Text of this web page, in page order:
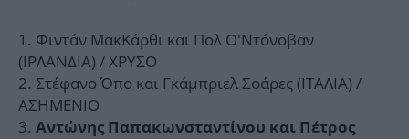
Φιντάν ΜακΚάρθι και Πολ Ο'Ντόνοβαν
(ΙΡΛΑΝΔΙΑ) / ΧΡΥΣΟ
Στέφανο Όπο και Γκάμπριελ Σοάρες (ΙΤΑΛΙΑ) /
ΑΣΗΜΕΝΙΟ
Αντώνης Παπακωνσταντίνου και Πέτρος